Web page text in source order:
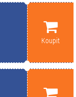
Koupit